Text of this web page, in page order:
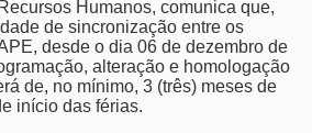
Humanos, comunica que,
de sincronização entre os
desde o dia 06 de dezembro de
alteração e homologação
de, no mínimo, 3 (três) meses de
início das férias.